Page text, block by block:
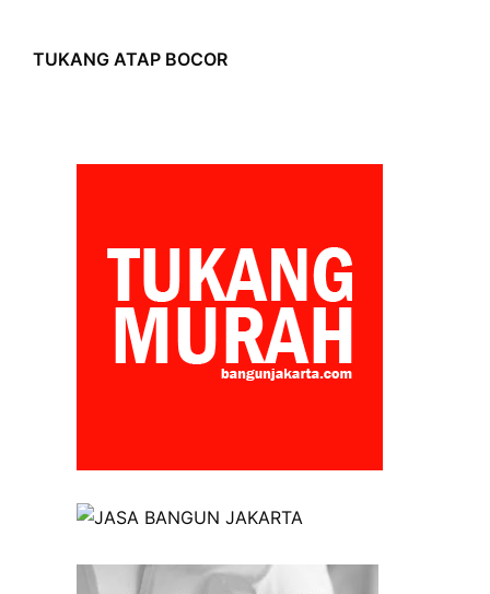
TUKANG ATAP BOCOR